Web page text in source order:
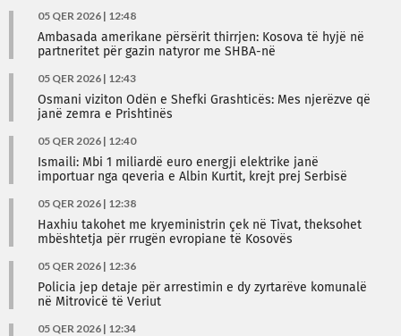
05 QER 2026 | 12:48
Ambasada amerikane përsërit thirrjen: Kosova të hyjë në
partneritet për gazin natyror me SHBA-në
05 QER 2026 | 12:43
Osmani viziton Odën e Shefki Grashticës: Mes njerëzve që
janë zemra e Prishtinës
05 QER 2026 | 12:40
Ismaili: Mbi 1 miliardë euro energji elektrike janë
importuar nga qeveria e Albin Kurtit, krejt prej Serbisë
05 QER 2026 | 12:38
Haxhiu takohet me kryeministrin çek në Tivat, theksohet
mbështetja për rrugën evropiane të Kosovës
05 QER 2026 | 12:36
Policia jep detaje për arrestimin e dy zyrtarëve komunalë
në Mitrovicë të Veriut
05 QER 2026 | 12:34